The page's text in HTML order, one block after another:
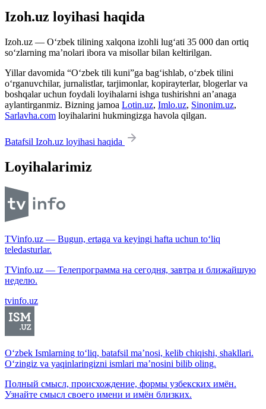
Izoh.uz loyihasi haqida
Izoh.uz — O‘zbek tilining xalqona izohli lug‘ati 35 000 dan ortiq
so‘zlarning ma’nolari ibora va misollar bilan keltirilgan.
Yillar davomida “O‘zbek tili kuni”ga bag‘ishlab, o‘zbek tilini
o‘rganuvchilar, jurnalistlar, tarjimonlar, kopirayterlar, blogerlar va
boshqalar uchun foydali loyihalarni ishga tushirishni an’anaga
aylantirganmiz. Bizning jamoa Lotin.uz, Imlo.uz, Sinonim.uz,
Sarlavha.com loyihalarini hukmingizga havola qilgan.
Batafsil Izoh.uz loyihasi haqida
Loyihalarimiz
TVinfo.uz — Bugun, ertaga va keyingi hafta uchun to‘liq
teledasturlar.
TVinfo.uz — Телепрограмма на сегодня, завтра и ближайшую
неделю.
tvinfo.uz
O‘zbek Ismlarning to‘liq, batafsil ma’nosi, kelib chiqishi, shakllari.
O‘zingiz va yaqinlaringizni ismlari ma’nosini bilib oling.
Полный смысл, происхождение, формы узбекских имён.
Узнайте смысл своего имени и имён близких.